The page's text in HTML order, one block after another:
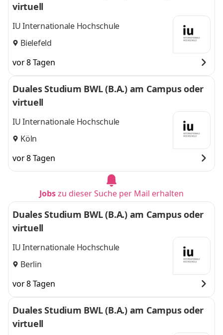
virtuell
IU Internationale Hochschule
Bielefeld
vor 8 Tagen
Duales Studium BWL (B.A.) am Campus oder
virtuell
IU Internationale Hochschule
Köln
vor 8 Tagen
Jobszu dieser Suche per Mail erhalten
Duales Studium BWL (B.A.) am Campus oder
virtuell
IU Internationale Hochschule
Berlin
vor 8 Tagen
Duales Studium BWL (B.A.) am Campus oder
virtuell